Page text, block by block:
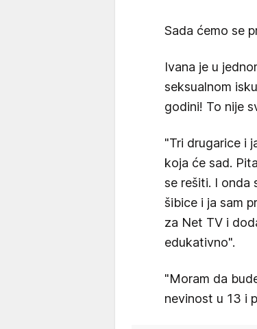
Sada ćemo se
Ivana je u
seksualnom
godini! To nije
"Tri drugarice i
koja će sad.
se rešiti. I onda
šibice i ja sam
za Net TV i
edukativno".
"Moram da
nevinost u 13 i